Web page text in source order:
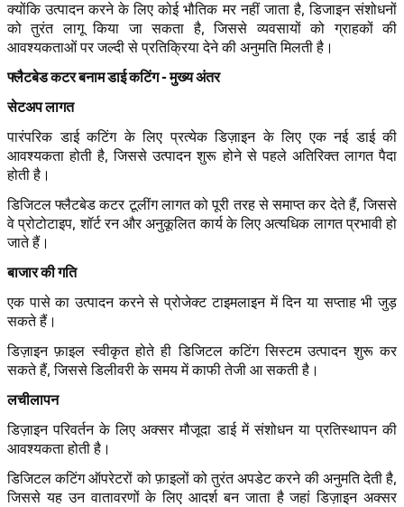
क्योंकि उत्पादन करने के लिए कोई भौतिक मर नहीं जाता है, डिजाइन संशोधनों
को तुरंत लागू किया जा सकता है, जिससे व्यवसायों को ग्राहकों की
आवश्यकताओं पर जल्दी से प्रतिक्रिया देने की अनुमति मिलती है।
फ्लैटबेड कटर बनाम डाई कटिंग - मुख्य अंतर
सेटअप लागत
पारंपरिक डाई कटिंग के लिए प्रत्येक डिज़ाइन के लिए एक नई डाई की
आवश्यकता होती है, जिससे उत्पादन शुरू होने से पहले अतिरिक्त लागत पैदा
होती है।
डिजिटल फ्लैटबेड कटर टूलींग लागत को पूरी तरह से समाप्त कर देते हैं, जिससे
वे प्रोटोटाइप, शॉर्ट रन और अनुकूलित कार्य के लिए अत्यधिक लागत प्रभावी हो
जाते हैं।
बाजार की गति
एक पासे का उत्पादन करने से प्रोजेक्ट टाइमलाइन में दिन या सप्ताह भी जुड़
सकते हैं।
डिज़ाइन फ़ाइल स्वीकृत होते ही डिजिटल कटिंग सिस्टम उत्पादन शुरू कर
सकते हैं, जिससे डिलीवरी के समय में काफी तेजी आ सकती है।
लचीलापन
डिज़ाइन परिवर्तन के लिए अक्सर मौजूदा डाई में संशोधन या प्रतिस्थापन की
आवश्यकता होती है।
डिजिटल कटिंग ऑपरेटरों को फ़ाइलों को तुरंत अपडेट करने की अनुमति देती है,
जिससे यह उन वातावरणों के लिए आदर्श बन जाता है जहां डिज़ाइन अक्सर